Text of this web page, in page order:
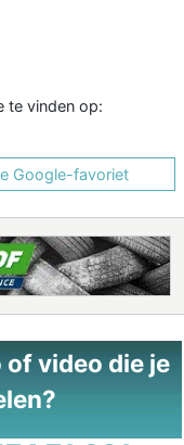
te vinden op:
Google-favoriet
of video die je